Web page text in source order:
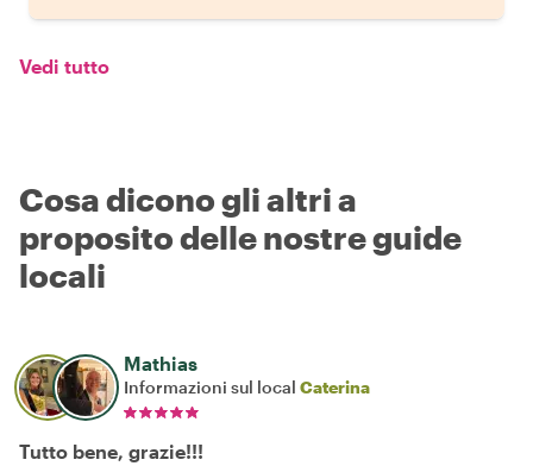
Vedi tutto
Cosa dicono gli altri a
proposito delle nostre guide
locali
Mathias
Informazioni sul local Caterina
Tutto bene, grazie!!!